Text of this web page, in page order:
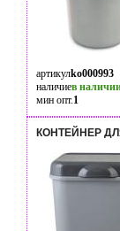
артикулko000993
наличиев
мин опт.1
КОНТЕЙНЕР